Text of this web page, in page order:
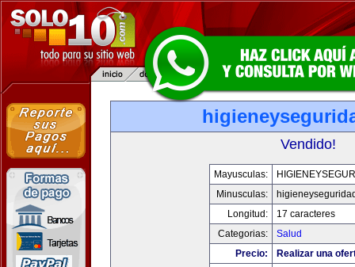
Vendido!
Mayusculas:
Minusculas:
Longitud:
17 caracteres
Categorias:
Salud
Precio:
Realizar una